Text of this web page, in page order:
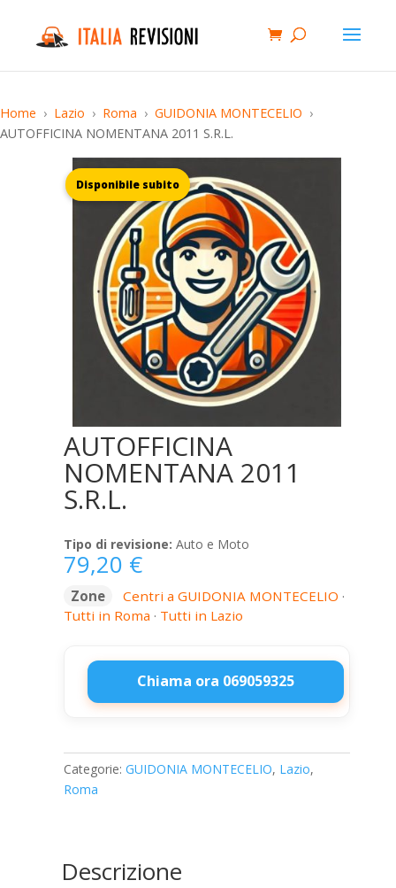
Home Lazio Roma
GUIDONIA MONTECELIO
AUTOFFICINA NOMENTANA 2011 S.R.L.
AUTOFFICINA
NOMENTANA 2011
S.R.L.
Tipo di revisione: Auto e Moto
79,20 €
Zone Centri a GUIDONIA MONTECELIO ·
Tutti in Roma · Tutti in Lazio
Chiama ora 069059325
AUTOFFICINA
2011
S.R.L.
quantità
Categorie: GUIDONIA MONTECELIO, Lazio,
Roma
Descrizione